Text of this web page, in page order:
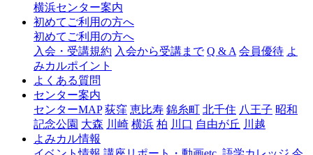
横浜センター案内
初めてご利用の方へ
初めてご利用の方へ
入会・受講規約 入会から受講まで Q & A 会員優待 よ
みカルポイント
よくある質問
センター案内
センターMAP 荻窪 恵比寿 錦糸町 北千住 八王子 昭和
記念公園 大森 川崎 横浜 柏 川口 自由が丘 川越
よみカル情報